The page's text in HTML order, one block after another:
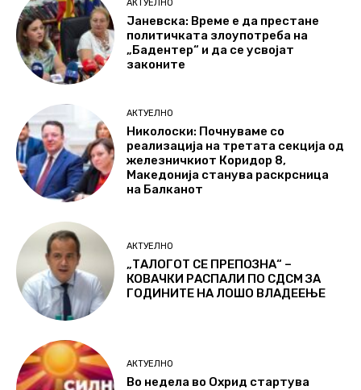
АКТУЕЛНО
Јаневска: Време е да престане
политичката злоупотреба на
„Бадентер“ и да се усвојат
законите
АКТУЕЛНО
Николоски: Почнуваме со
реализација на третата секција од
железничкиот Коридор 8,
Македонија станува раскрсница
на Балканот
АКТУЕЛНО
„ТАЛОГОТ СЕ ПРЕПОЗНА“ –
КОВАЧКИ РАСПАЛИ ПО СДСМ ЗА
ГОДИНИТЕ НА ЛОШО ВЛАДЕЕЊЕ
АКТУЕЛНО
Во недела во Охрид стартува